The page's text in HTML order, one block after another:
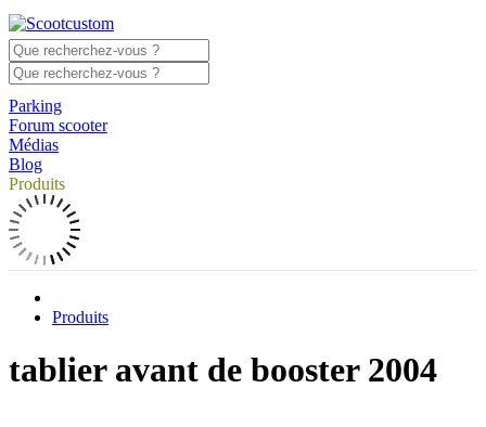
Parking
Forum scooter
Médias
Blog
Produits
Produits
tablier avant de booster 2004